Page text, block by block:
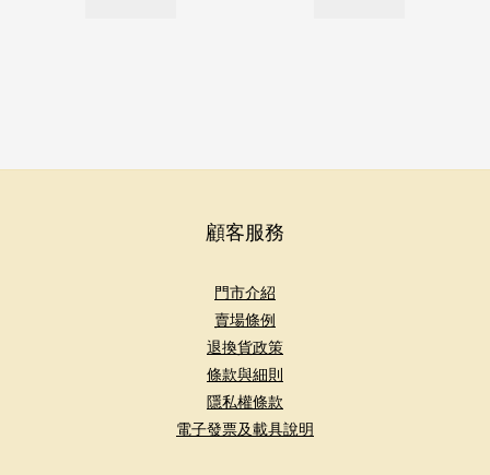
顧客服務
門市介紹
賣場條例
退換貨政策
條款與細則
隱私權條款
電子發票及載具說明